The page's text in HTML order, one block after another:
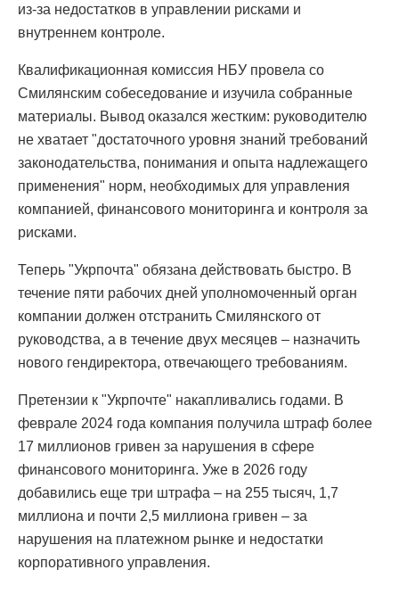
из-за недостатков в управлении рисками и
внутреннем контроле.
Квалификационная комиссия НБУ провела со
Смилянским собеседование и изучила собранные
материалы. Вывод оказался жестким: руководителю
не хватает "достаточного уровня знаний требований
законодательства, понимания и опыта надлежащего
применения" норм, необходимых для управления
компанией, финансового мониторинга и контроля за
рисками.
Теперь "Укрпочта" обязана действовать быстро. В
течение пяти рабочих дней уполномоченный орган
компании должен отстранить Смилянского от
руководства, а в течение двух месяцев – назначить
нового гендиректора, отвечающего требованиям.
Претензии к "Укрпочте" накапливались годами. В
феврале 2024 года компания получила штраф более
17 миллионов гривен за нарушения в сфере
финансового мониторинга. Уже в 2026 году
добавились еще три штрафа – на 255 тысяч, 1,7
миллиона и почти 2,5 миллиона гривен – за
нарушения на платежном рынке и недостатки
корпоративного управления.